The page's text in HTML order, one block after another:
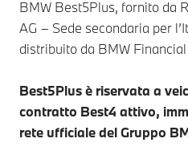
BMW Best5Plus, fornito da
AG – Sede secondaria per
distribuito da BMW
Best5Plus è riservata a
contratto Best4 attivo,
rete ufficiale del Gruppo